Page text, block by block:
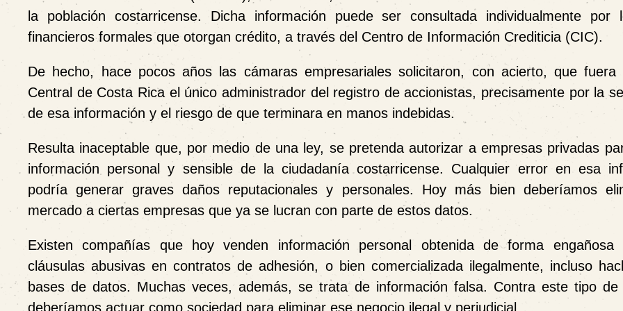
la población costarricense. Dicha información puede ser consultada individualmente por
financieros formales que otorgan crédito, a través del Centro de Información Crediticia (CIC).
De hecho, hace pocos años las cámaras empresariales solicitaron, con acierto, que fuera
Central de Costa Rica el único administrador del registro de accionistas, precisamente por la
de esa información y el riesgo de que terminara en manos indebidas.
Resulta inaceptable que, por medio de una ley, se pretenda autorizar a empresas privadas
información personal y sensible de la ciudadanía costarricense. Cualquier error en esa
podría generar graves daños reputacionales y personales. Hoy más bien deberíamos
mercado a ciertas empresas que ya se lucran con parte de estos datos.
Existen compañías que hoy venden información personal obtenida de forma engañosa
cláusulas abusivas en contratos de adhesión, o bien comercializada ilegalmente, incluso
bases de datos. Muchas veces, además, se trata de información falsa. Contra este tipo de
deberíamos actuar como sociedad para eliminar ese negocio ilegal y perjudicial.